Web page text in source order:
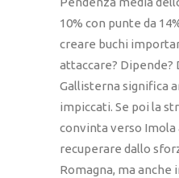
10% con punte da
creare buchi
attaccare? Dipende?
Gallisterna significa
impiccati. Se poi la
convinta verso
recuperare dallo
Romagna, ma anche